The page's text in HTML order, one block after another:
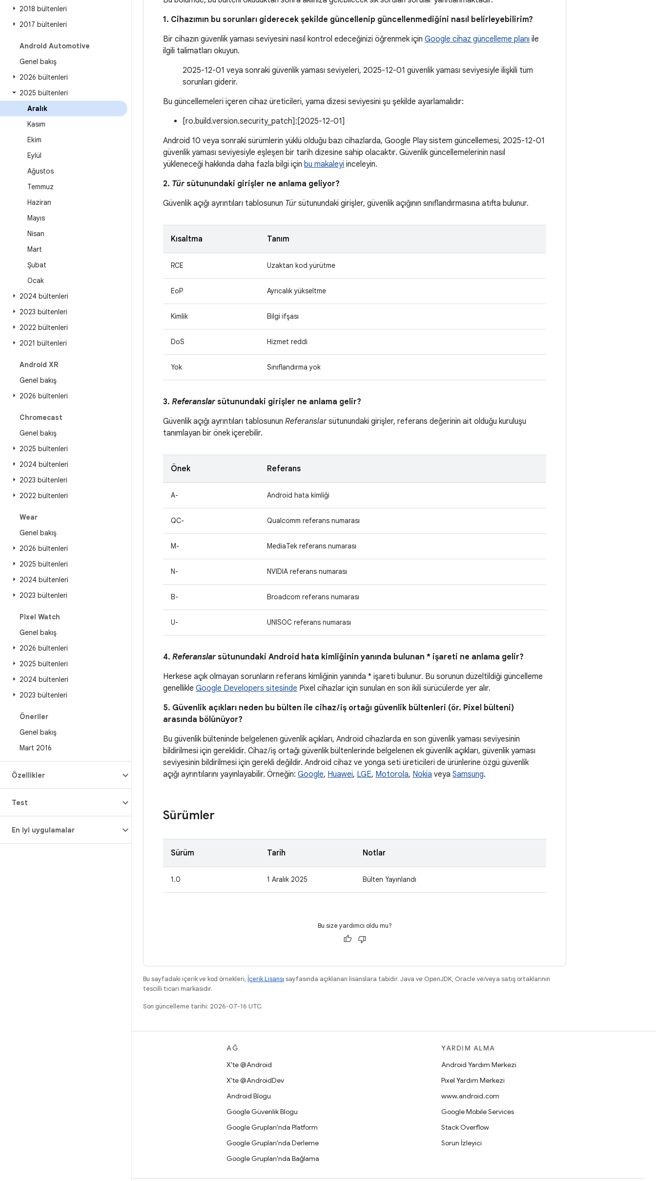
2018 bültenleri
2017 bültenleri
Android Automotive
Genel bakış
2026 bültenleri
2025 bültenleri
Aralık
Kasım
Ekim
Eylül
Ağustos
Temmuz
Haziran
Mayıs
Nisan
Mart
Şubat
Ocak
2024 bültenleri
2023 bültenleri
2022 bültenleri
2021 bültenleri
Android XR
Genel bakış
2026 bültenleri
Chromecast
Genel bakış
2025 bültenleri
2024 bültenleri
2023 bültenleri
2022 bültenleri
Wear
Genel bakış
2026 bültenleri
2025 bültenleri
2024 bültenleri
2023 bültenleri
Pixel Watch
Genel bakış
2026 bültenleri
2025 bültenleri
2024 bültenleri
2023 bültenleri
Öneriler
Genel bakış
Mart 2016
Özellikler
Test
En iyi uygulamalar
1. Cihazımın bu sorunları giderecek şekilde güncellenip güncellenmediğini nasıl belirleyebilirim?
Bir cihazın güvenlik yaması seviyesini nasıl kontrol edeceğinizi öğrenmek için Google cihaz güncelleme planı ile
ilgili talimatları okuyun.
2025-12-01 veya sonraki güvenlik yaması seviyeleri, 2025-12-01 güvenlik yaması seviyesiyle ilişkili tüm
sorunları giderir.
Bu güncellemeleri içeren cihaz üreticileri, yama dizesi seviyesini şu şekilde ayarlamalıdır:
[ro.build.version.security_patch]:[2025-12-01]
Android 10 veya sonraki sürümlerin yüklü olduğu bazı cihazlarda, Google Play sistem güncellemesi, 2025-12-01
güvenlik yaması seviyesiyle eşleşen bir tarih dizesine sahip olacaktır. Güvenlik güncellemelerinin nasıl
yükleneceği hakkında daha fazla bilgi için bu makaleyi inceleyin.
2. Tür sütunundaki girişler ne anlama geliyor?
Güvenlik açığı ayrıntıları tablosunun Türsütunundaki girişler, güvenlik açığının sınıflandırmasına atıfta bulunur.
Kısaltma Tanım
RCE Uzaktan kod yürütme
EoP Ayrıcalık yükseltme
Kimlik Bilgi ifşası
DoS Hizmet reddi
Yok Sınıflandırma yok
3. Referanslar sütunundaki girişler ne anlama gelir?
Güvenlik açığı ayrıntıları tablosunun Referanslarsütunundaki girişler, referans değerinin ait olduğu kuruluşu
tanımlayan bir önek içerebilir.
Önek Referans
A- Android hata kimliği
QC- Qualcomm referans numarası
M- MediaTek referans numarası
N- NVIDIA referans numarası
B- Broadcom referans numarası
U- UNISOC referans numarası
4. Referanslar sütunundaki Android hata kimliğinin yanında bulunan * işareti ne anlama gelir?
Herkese açık olmayan sorunların referans kimliğinin yanında * işareti bulunur. Bu sorunun düzeltildiği güncelleme
genellikle Google Developers sitesinde Pixel cihazlar için sunulan en son ikili sürücülerde yer alır.
5. Güvenlik açıkları neden bu bülten ile cihaz / iş ortağı güvenlik bültenleri (ör. Pixel bülteni)
arasında bölünüyor?
Bu güvenlik bülteninde belgelenen güvenlik açıkları, Android cihazlarda en son güvenlik yaması seviyesinin
bildirilmesi için gereklidir. Cihaz / iş ortağı güvenlik bültenlerinde belgelenen ek güvenlik açıkları, güvenlik yaması
seviyesinin bildirilmesi için gerekli değildir. Android cihaz ve yonga seti üreticileri de ürünlerine özgü güvenlik
açığı ayrıntılarını yayınlayabilir. Örneğin: Google, Huawei, LGE, Motorola, Nokia veya Samsung.
Sürümler
Sürüm Tarih Notlar
1.0 1 Aralık 2025 Bülten Yayınlandı
Bu size yardımcı oldu mu?
Bu sayfadaki içerik ve kod örnekleri, İçerik Lisansı sayfasında açıklanan lisanslara tabidir. Java ve OpenJDK, Oracle ve/veya satış ortaklarının
tescilli ticari markasıdır.
Son güncelleme tarihi: 2026-07-16 UTC.
AĞ
X'te @Android
X'te @AndroidDev
Android Blogu
Google Güvenlik Blogu
Google Grupları'nda Platform
Google Grupları'nda Derleme
Google Grupları'nda Bağlama
YARDIM ALMA
Android Yardım Merkezi
Pixel Yardım Merkezi
www.android.com
Google Mobile Services
Stack Overflow
Sorun İzleyici